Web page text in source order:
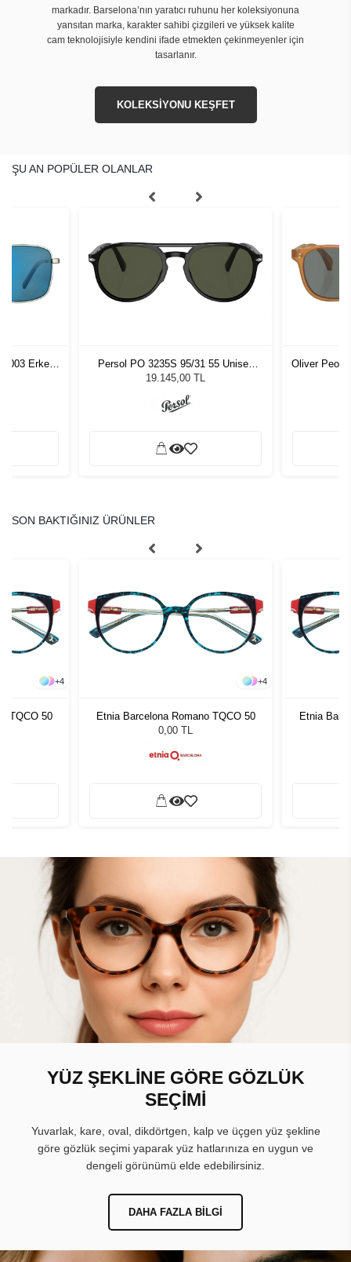
markadır. Barselona’nın yaratıcı ruhunu her koleksiyonuna
yansıtan marka, karakter sahibi çizgileri ve yüksek kalite
cam teknolojisiyle kendini ifade etmekten çekinmeyenler için
tasarlanır.
KOLEKSİYONU KEŞFET
ŞU AN POPÜLER OLANLAR
Erkek
Persol PO 3235S 95/31 55 Unisex
Güneş Gözlüğü
19.145,00 TL
Oliver
SON BAKTIĞINIZ ÜRÜNLER
+4
TQCO 50
+4
Etnia Barcelona Romano TQCO 50
0,00 TL
Etnia
YÜZ ŞEKLİNE GÖRE GÖZLÜK
SEÇİMİ
Yuvarlak, kare, oval, dikdörtgen, kalp ve üçgen yüz şekline
göre gözlük seçimi yaparak yüz hatlarınıza en uygun ve
dengeli görünümü elde edebilirsiniz.
DAHA FAZLA BILGI